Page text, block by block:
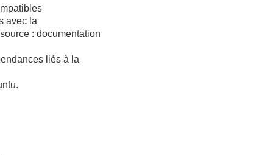
avec la
: documentation
liés à la